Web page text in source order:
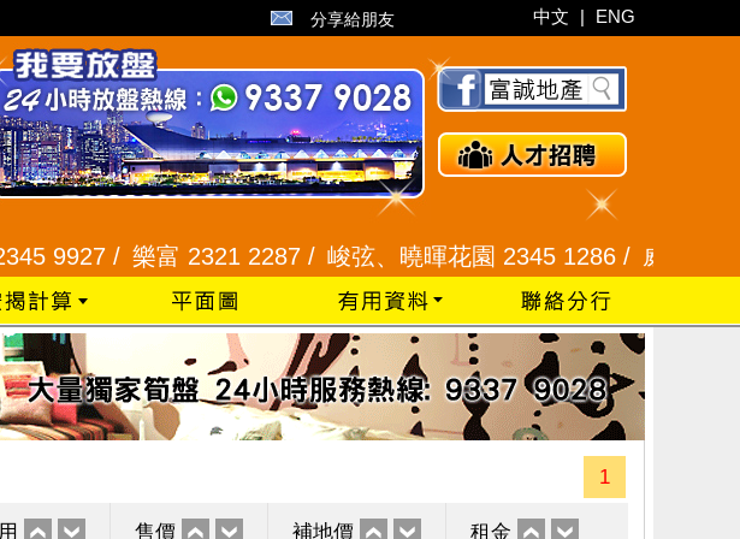
分享給朋友 中文 | ENG
/樂富 2321 2287 /峻弦、曉暉花園 2345 1286 /威豪花園
1
售價 補地價 租金